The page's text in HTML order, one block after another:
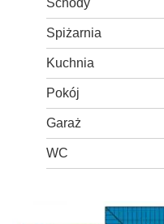
Schody
Spiżarnia
Kuchnia
Pokój
Garaż
WC